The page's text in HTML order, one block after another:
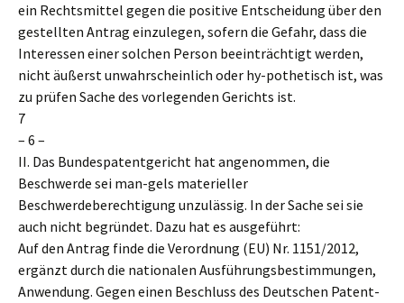
ein Rechtsmittel gegen die positive Entscheidung über den
gestellten Antrag einzulegen, sofern die Gefahr, dass die
Interessen einer solchen Person beeinträchtigt werden,
nicht äußerst unwahrscheinlich oder hy-pothetisch ist, was
zu prüfen Sache des vorlegenden Gerichts ist.
7
– 6 –
II. Das Bundespatentgericht hat angenommen, die
Beschwerde sei man-gels materieller
Beschwerdeberechtigung unzulässig. In der Sache sei sie
auch nicht begründet. Dazu hat es ausgeführt:
Auf den Antrag finde die Verordnung (EU) Nr. 1151/2012,
ergänzt durch die nationalen Ausführungsbestimmungen,
Anwendung. Gegen einen Beschluss des Deutschen Patent-